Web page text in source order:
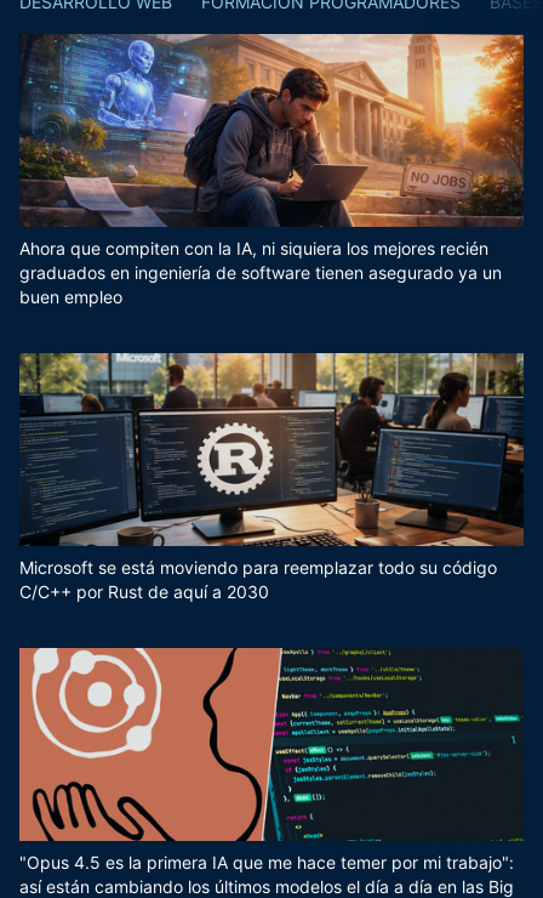
Ahora que compiten con la IA, ni siquiera los mejores recién
graduados en ingeniería de software tienen asegurado ya un
buen empleo
Microsoft se está moviendo para reemplazar todo su código
C/C++ por Rust de aquí a 2030
"Opus 4.5 es la primera IA que me hace temer por mi trabajo":
así están cambiando los últimos modelos el día a día en las Big